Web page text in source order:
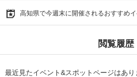
高知県で今週末に開催されるおすすめ
閲覧履歴
最近見たイベント&スポットページはあり